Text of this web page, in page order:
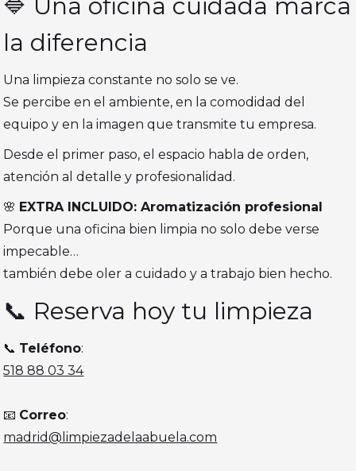
🔷 Una oficina cuidada marca
la diferencia
Una limpieza constante no solo se ve.
Se percibe en el ambiente, en la comodidad del
equipo y en la imagen que transmite tu empresa.
Desde el primer paso, el espacio habla de orden,
atención al detalle y profesionalidad.
🌸 EXTRA INCLUIDO: Aromatización profesional
Porque una oficina bien limpia no solo debe verse
impecable…
también debe oler a cuidado y a trabajo bien hecho.
📞 Reserva hoy tu limpieza
📞 Teléfono:
518 88 03 34
📧 Correo:
madrid@limpiezadelaabuela.com